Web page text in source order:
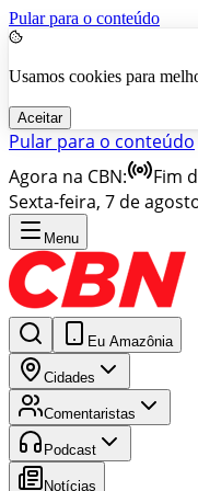
Pular para o conteúdo
Usamos cookies para
Aceitar
Pular para o conteúdo
Agora na CBN:
Fim
Sexta-feira, 7 de
Menu
Eu Amazônia
Cidades
Comentaristas
Podcast
Notícias